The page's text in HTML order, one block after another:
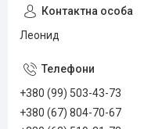
Леонид
+380 (99) 503-43-73
+380 (67) 804-70-67